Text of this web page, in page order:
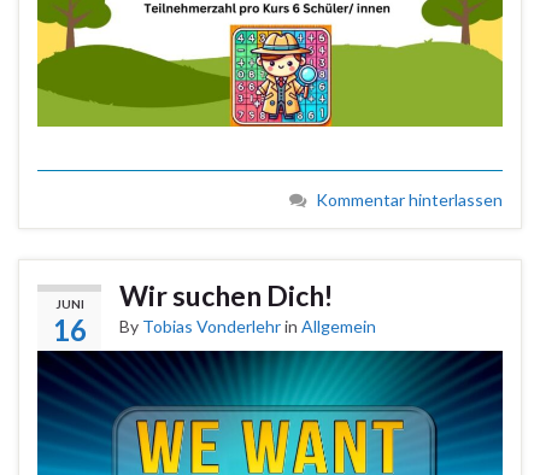
Kommentar hinterlassen
JUNI
16
Wir suchen Dich!
By Tobias Vonderlehrin Allgemein